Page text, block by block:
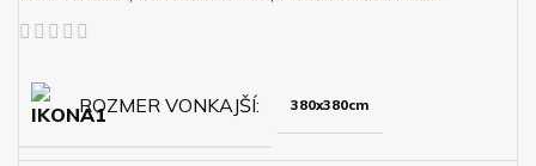
ROZMER VONKAJŠÍ 380x380cm